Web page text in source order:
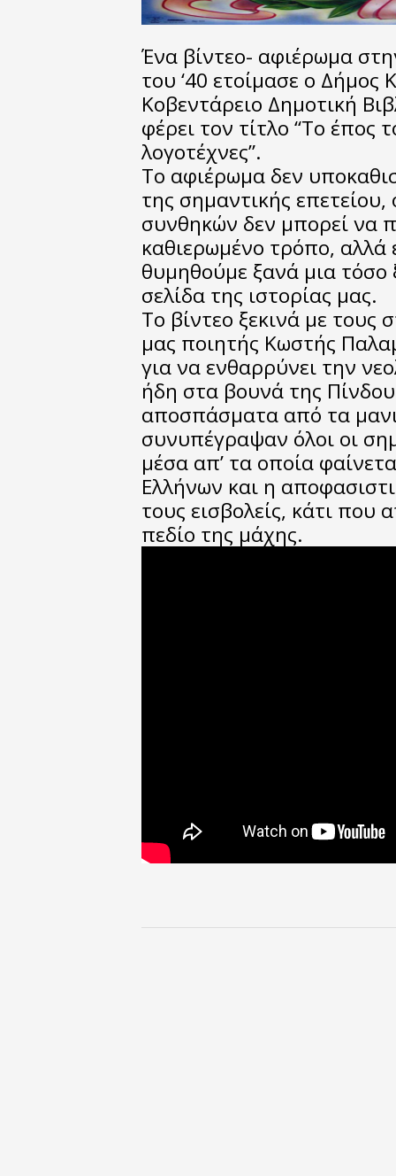
Ένα βίντεο- αφιέρωμα
του ‘40 ετοίμασε ο Δήμος
Κοβεντάρειο Δημοτική
φέρει τον τίτλο “Το έπος
λογοτέχνες”.
Το αφιέρωμα δεν
της σημαντικής
συνθηκών δεν μπορεί να
καθιερωμένο τρόπο, αλλά
θυμηθούμε ξανά μια τόσο
σελίδα της ιστορίας μας.
Το βίντεο ξεκινά με τους
μας ποιητής Κωστής
για να ενθαρρύνει την
ήδη στα βουνά της
αποσπάσματα από τα
συνυπέγραψαν όλοι οι
μέσα απ’ τα οποία
Ελλήνων και η
τους εισβολείς, κάτι που
πεδίο της μάχης.